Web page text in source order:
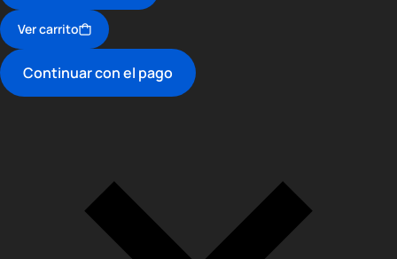
Ver carrito
Continuar con el pago